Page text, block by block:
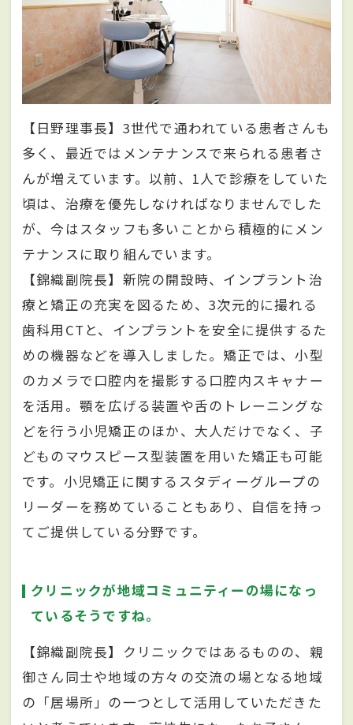
【日野理事長】3世代で通われている患者さんも
多く、最近ではメンテナンスで来られる患者さ
んが増えています。以前、1人で診療をしていた
頃は、治療を優先しなければなりませんでした
が、今はスタッフも多いことから積極的にメン
テナンスに取り組んでいます。
【錦織副院長】新院の開設時、インプラント治
療と矯正の充実を図るため、3次元的に撮れる
歯科用CTと、インプラントを安全に提供するた
めの機器などを導入しました。矯正では、小型
のカメラで口腔内を撮影する口腔内スキャナー
を活用。顎を広げる装置や舌のトレーニングな
どを行う小児矯正のほか、大人だけでなく、子
どものマウスピース型装置を用いた矯正も可能
です。小児矯正に関するスタディーグループの
リーダーを務めていることもあり、自信を持っ
てご提供している分野です。
クリニックが地域コミュニティーの場になっ
ているそうですね。
【錦織副院長】クリニックではあるものの、親
御さん同士や地域の方々の交流の場となる地域
の「居場所」の一つとして活用していただきた